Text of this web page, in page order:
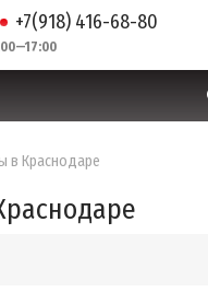
+7(918) 416-68-80
в Краснодаре